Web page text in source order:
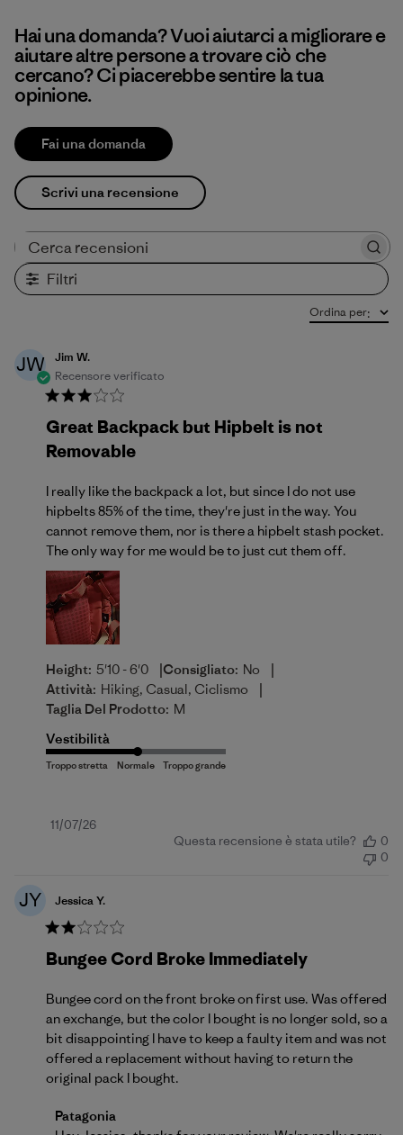
Hai una domanda? Vuoi aiutarci a migliorare e
aiutare altre persone a trovare ciò che
cercano? Ci piacerebbe sentire la tua
opinione.
Fai una domanda
Scrivi una recensione
Filtri
Ordina per:
JW
Jim W.
Recensore verificato
Great Backpack but Hipbelt is not
Removable
I really like the backpack a lot, but since I do not use
hipbelts 85% of the time, they're just in the way. You
cannot remove them, nor is there a hipbelt stash pocket.
The only way for me would be to just cut them off.
Height: 5'10 - 6'0 |Consigliato: No |
Attività: Hiking, Casual, Ciclismo |
Taglia Del Prodotto: M
Vestibilità
Data
11/07/26
Questa recensione è stata utile?
0
0
JY Jessica Y.
Bungee Cord Broke Immediately
Bungee cord on the front broke on first use. Was offered
an exchange, but the color I bought is no longer sold, so a
bit disappointing I have to keep a faulty item and was not
offered a replacement without having to return the
original pack I bought.
Commenti del proprietario del negozio sulla
Patagonia